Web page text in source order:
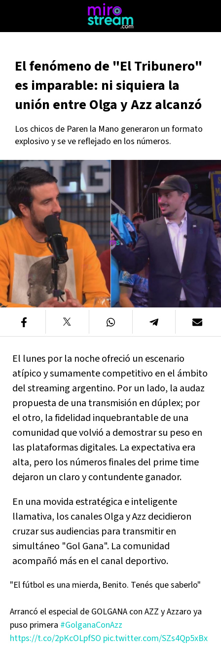
El fenómeno de "El Tribunero"
es imparable: ni siquiera la
unión entre Olga y Azz alcanzó
Los chicos de Paren la Mano generaron un formato
explosivo y se ve reflejado en los números.
El lunes por la noche ofreció un escenario
atípico y sumamente competitivo en el ámbito
del streaming argentino. Por un lado, la audaz
propuesta de una transmisión en dúplex; por
el otro, la fidelidad inquebrantable de una
comunidad que volvió a demostrar su peso en
las plataformas digitales. La expectativa era
alta, pero los números finales del prime time
dejaron un claro y contundente ganador.
En una movida estratégica e inteligente
llamativa, los canales Olga y Azz decidieron
cruzar sus audiencias para transmitir en
simultáneo "Gol Gana". La comunidad
acompañó más en el canal deportivo.
"El fútbol es una mierda, Benito. Tenés que saberlo"
Arrancó el especial de GOLGANA con AZZ y Azzaro ya
puso primera #GolganaConAzz
https://t.co/2pKcOLpfSO pic.twitter.com/SZs4Qp5xBx